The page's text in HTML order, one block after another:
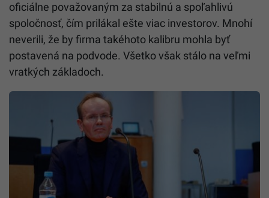
oficiálne považovaným za stabilnú a spoľahlivú
spoločnosť, čím prilákal ešte viac investorov. Mnohí
neverili, že by firma takéhoto kalibru mohla byť
postavená na podvode. Všetko však stálo na veľmi
vratkých základoch.